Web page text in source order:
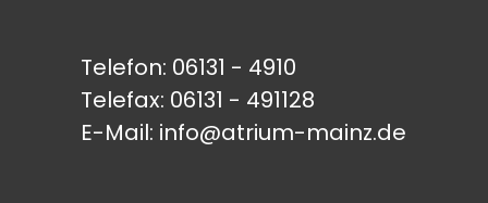
Telefon: 06131 - 4910
Telefax: 06131 - 491128
E-Mail: info@atrium-mainz.de